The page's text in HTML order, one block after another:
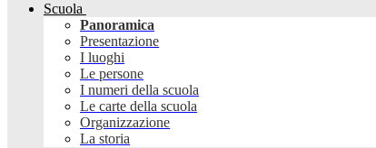
Scuola
Panoramica
Presentazione
I luoghi
Le persone
I numeri della scuola
Le carte della scuola
Organizzazione
La storia